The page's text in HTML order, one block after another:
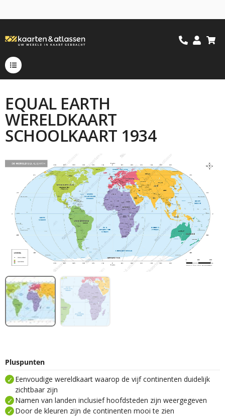
EQUAL EARTH
WERELDKAART
SCHOOLKAART 1934
Pluspunten
Eenvoudige wereldkaart waarop de vijf continenten duidelijk
zichtbaar zijn
Namen van landen inclusief hoofdsteden zijn weergegeven
Door de kleuren zijn de continenten mooi te zien